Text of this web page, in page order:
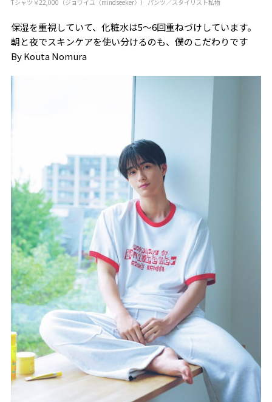
Tシャツ￥22,000（ジョワイユ〈mindseeker〉） パンツ／スタイリスト私物
保湿を重視していて、化粧水は5～6回重ねづけしています。
朝と夜でスキンケアを使い分けるのも、僕のこだわりです
By Kouta Nomura